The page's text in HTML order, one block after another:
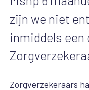
zijn we niet
inmiddels
Zorgverzekeraars